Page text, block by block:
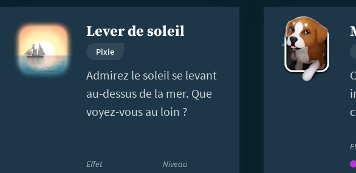
Lever de soleil
Pixie
Admirez le soleil se levant
au-dessus de la mer. Que
voyez-vous au loin ?
Effet
Niveau
savoir
plus
savoir